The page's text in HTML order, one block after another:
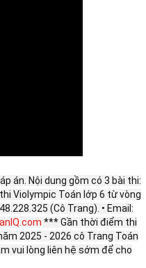
án. Nội dung gồm có 3 bài thi:
Violympic Toán lớp 6 từ vòng
(Cô Trang). • Email:
*** Gần thời điểm thi
2025 - 2026 cô Trang Toán
vui lòng liên hệ sớm để cho